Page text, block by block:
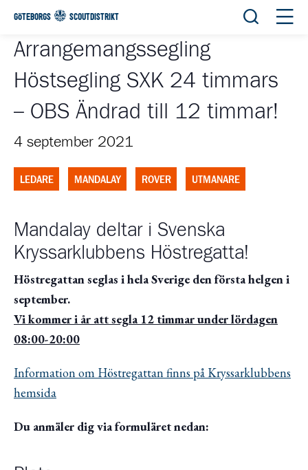
GÖTEBORGS SCOUTDISTRIKT Öppna
Arrangemangssegling
Höstsegling SXK 24 timmars
– OBS Ändrad till 12 timmar!
4 september 2021
LEDARE MANDALAY ROVER UTMANARE
Mandalay deltar i Svenska
Kryssarklubbens Höstregatta!
Höstregattan seglas i hela Sverige den första helgen i
september.
Vi kommer i år att segla 12 timmar under lördagen
08:00-20:00
Information om Höstregattan finns på Kryssarklubbens
hemsida
Du anmäler dig via formuläret nedan: